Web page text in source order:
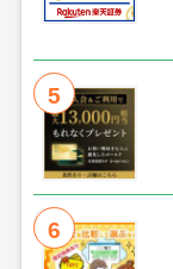
5
6